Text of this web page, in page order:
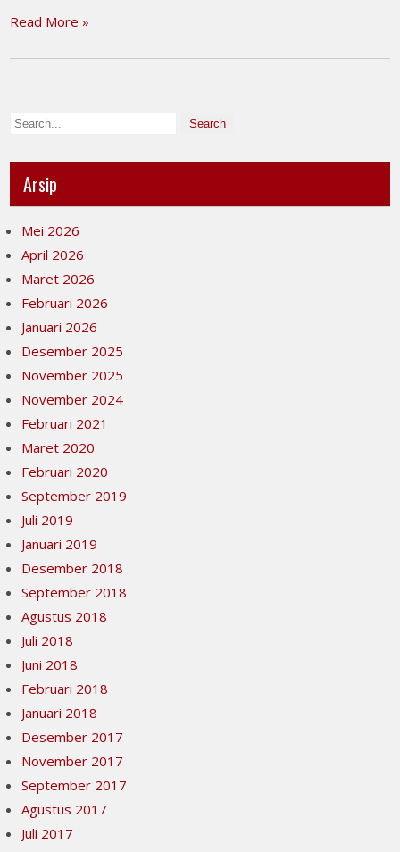
Read More »
Arsip
Mei 2026
April 2026
Maret 2026
Februari 2026
Januari 2026
Desember 2025
November 2025
November 2024
Februari 2021
Maret 2020
Februari 2020
September 2019
Juli 2019
Januari 2019
Desember 2018
September 2018
Agustus 2018
Juli 2018
Juni 2018
Februari 2018
Januari 2018
Desember 2017
November 2017
September 2017
Agustus 2017
Juli 2017